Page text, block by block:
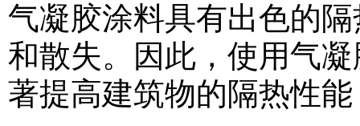
气凝胶涂料具有出色的
和散失。因此，使用气
著提高建筑物的隔热性